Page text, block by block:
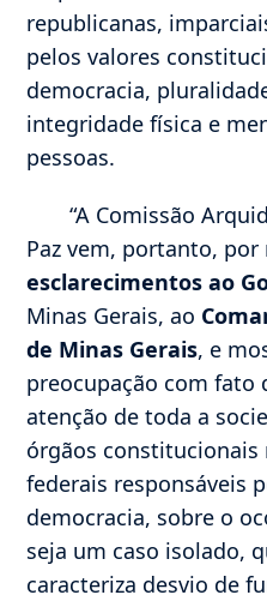
republicanas,
pelos valores
democracia,
integridade física e
pessoas.
“A Comissão
Paz vem, portanto, por
esclarecimentos ao
Minas Gerais, ao
de Minas Gerais, e
preocupação com fato
atenção de toda a
órgãos
federais responsáveis
democracia, sobre o
seja um caso isolado,
caracteriza desvio de